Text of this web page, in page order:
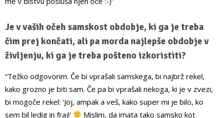
Je v vaših očeh samskost obdobje, ki ga je treba
čim prej končati, ali pa morda najlepše obdobje v
življenju, ki ga je treba pošteno izkoristiti?
“Težko odgovorim. Če bi vprašali samskega, bi najbrž rekel,
kako grozno je biti sam. Če pa bi vprašali nekoga, ki je v zvezi,
bi mogoče rekel: ‘Joj, ampak a veš, kako super mi je bilo, ko
sem bil ledig in fraj!’
Mislim, da imata tako samsko kot